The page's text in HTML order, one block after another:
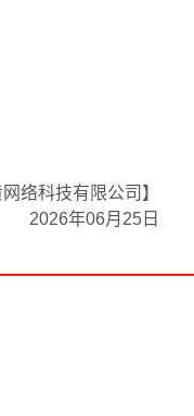
网络科技有限公司】
2026年06月25日